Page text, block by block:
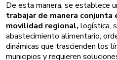
De esta manera, se establece
trabajar de manera conjunta
movilidad regional, logística,
abastecimiento alimentario,
dinámicas que trascienden los
municipios y requieren